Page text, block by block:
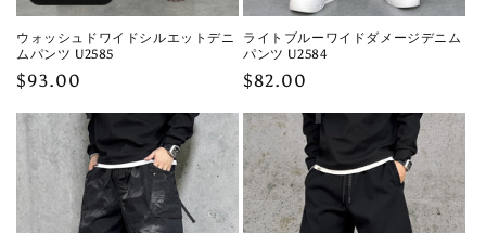
ウォッシュドワイドシルエットデニ
ムパンツ U2585
Regular
$93.00
ライトブルーワイドダメージデニム
パンツ U2584
Regular
$82.00